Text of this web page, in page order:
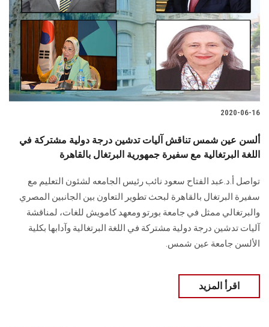
2020-06-16
ألسن عين شمس تناقش آليات تدشين درجة دولية مشتركة في
اللغة البرتغالية مع سفيرة جمهورية البرتغال بالقاهرة
تواصل أ.د.عبد الفتاح سعود نائب رئيس الجامعه لشئون التعليم مع
سفيرة البرتغال بالقاهرة لبحث تطوير التعاون بين الجانبين المصري
والبرتغالي ممثل في جامعة بورتو ومعهد كامويش للغات، لمناقشة
آليات تدشين درجة دولية مشتركة في اللغة البرتغالية وآدابها بكلية
الألسن جامعة عين شمس.
اقرأ المزيد